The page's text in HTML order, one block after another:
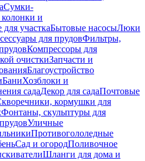
Сумки-
и
участкаБытовые насосыЛюки
для прудовФильтры,
Компрессоры для
очисткиЗапчасти и
Благоустройство
БаниХозблоки и
садаДекор для садаПочтовые
кормушки для
Фонтаны, скульптуры для
Уличные
Противогололедные
Сад и огородПоливочное
Шланги для дома и